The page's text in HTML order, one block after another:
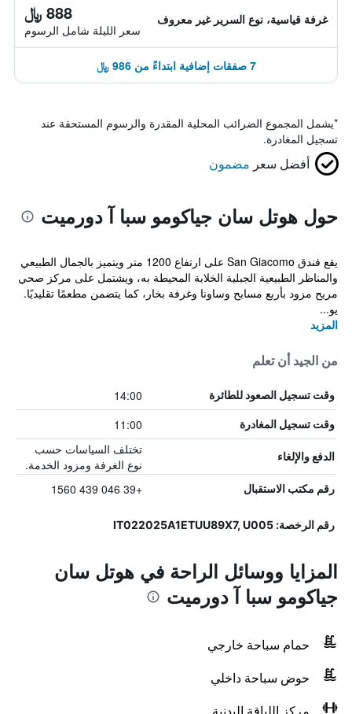
غرفة قياسية، نوع السرير غير معروف 888 ﷼
سعر الليلة شامل الرسوم
7 صفقات إضافية ابتداءً من 986 ﷼
*يشمل المجموع الضرائب المحلية المقدرة والرسوم المستحقة عند
تسجيل المغادرة.
أفضل سعر مضمون
حول هوتل سان جياكومو سبا آ دورميت
يقع فندق San Giacomo على ارتفاع 1200 متر ويتميز بالجمال الطبيعي
والمناظر الطبيعية الجبلية الخلابة المحيطة به، ويشتمل على مركز صحي
مريح مزود بأربع مسابح وساونا وغرفة بخار، كما يتضمن مطعمًا تقليديًا.
يو...
المزيد
من الجيد أن تعلم
وقت تسجيل الصعود للطائرة 14:00
وقت تسجيل المغادرة 11:00
الدفع والإلغاء
تختلف السياسات حسب
نوع الغرفة ومزود الخدمة.
رقم مكتب الاستقبال +39 046 439 1560
رقم الرخصة: IT022025A1ETUU89X7, U005
المزايا ووسائل الراحة في هوتل سان
جياكومو سبا آ دورميت
حمام سباحة خارجي
حوض سباحة داخلي